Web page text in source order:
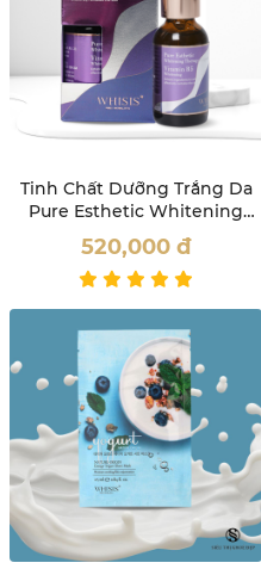
Tinh Chất Dưỡng Trắng Da
Pure Esthetic Whitening
Therapy Ampoule Whisis
520,000 đ